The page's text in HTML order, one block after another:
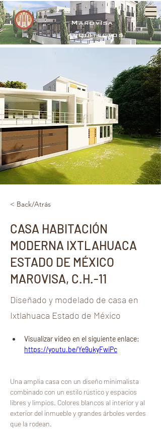
Marovisa
arquitectos
< Back/Atrás
CASA HABITACIÓN
MODERNA IXTLAHUACA
ESTADO DE MÉXICO
MAROVISA, C.H.-11
Diseñado y modelado de casa en
Ixtlahuaca Estado de México
Visualizar video en el siguiente enlace:
https://youtu.be/Ye9ukyFwiPc
Una amplia casa con un diseño minimalista
combinado con un estilo rústico y espacios
libres y limpios. Colores blancos al interior y al
exterior del inmueble y grandes árboles verdes
que la rodean.